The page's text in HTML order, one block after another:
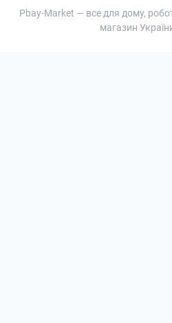
Pbay-Market — все для дому,
магазин